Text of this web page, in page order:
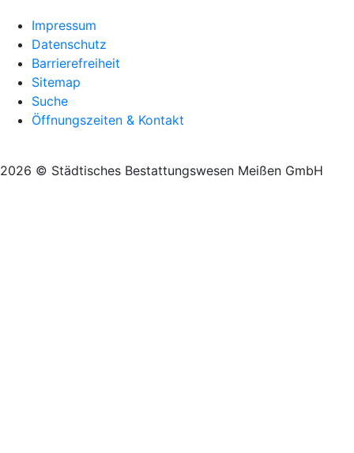
Impressum
Datenschutz
Barrierefreiheit
Sitemap
Suche
Öffnungszeiten & Kontakt
2026 © Städtisches Bestattungswesen Meißen GmbH